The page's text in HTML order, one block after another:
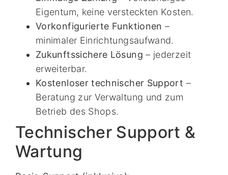
Eigentum, keine versteckten Kosten.
Vorkonfigurierte Funktionen –
minimaler Einrichtungsaufwand.
Zukunftssichere Lösung – jederzeit
erweiterbar.
Kostenloser technischer Support –
Beratung zur Verwaltung und zum
Betrieb des Shops.
Technischer Support &
Wartung